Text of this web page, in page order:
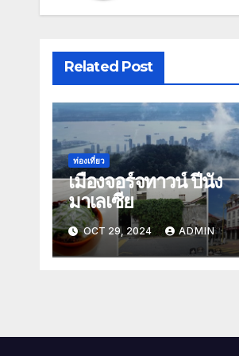
Related Post
ท่องเที่ยว
เมืองจอร์จทาวน์ ปีนัง
มาเลเซีย
OCT 29, 2024 ADMIN